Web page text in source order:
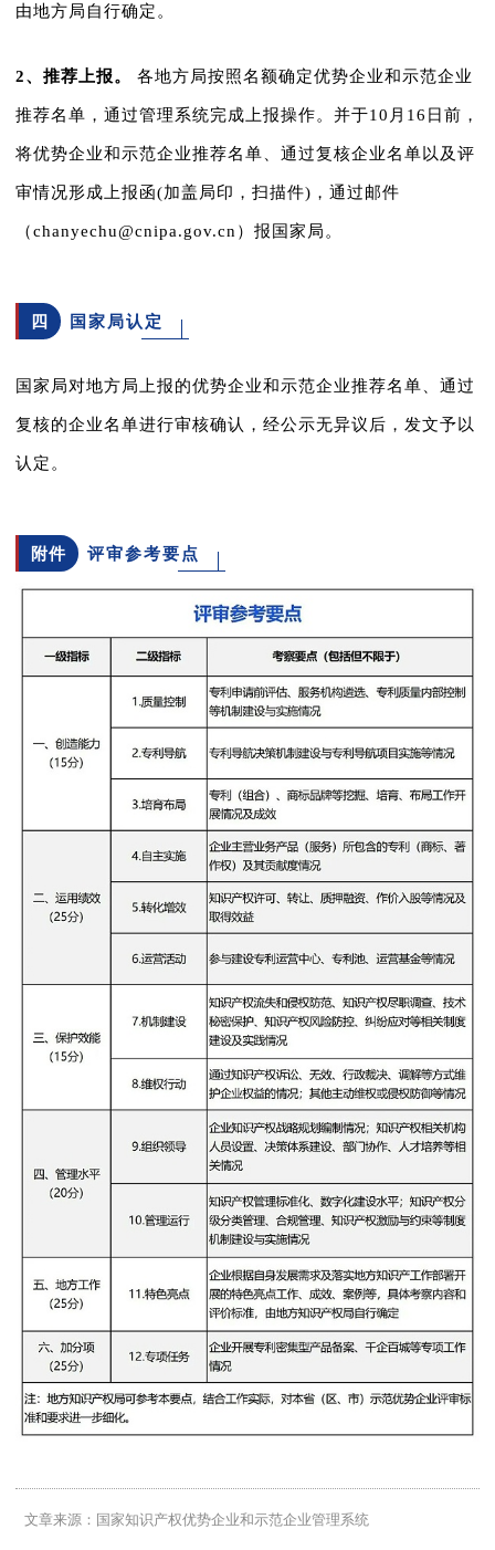
由地方局自行确定。
2、推荐上报。 各地方局按照名额确定优势企业和示范企业
推荐名单，通过管理系统完成上报操作。并于10月16日前，
将优势企业和示范企业推荐名单、通过复核企业名单以及评
审情况形成上报函(加盖局印，扫描件)，通过邮件
（chanyechu@cnipa.gov.cn）报国家局。
四 国家局认定
国家局对地方局上报的优势企业和示范企业推荐名单、通过
复核的企业名单进行审核确认，经公示无异议后，发文予以
认定。
附件 评审参考要点
文章来源：国家知识产权优势企业和示范企业管理系统